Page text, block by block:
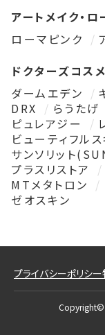
アートメイク・
ローマピンク
ドクターズコスメ
ダームエデン
DRX
らうたげ
ピュレアジー
ビューティフル
サンソリット
プラスリストア
MTメタトロン
ゼオスキン
プライバシーポリシー
Copyright©